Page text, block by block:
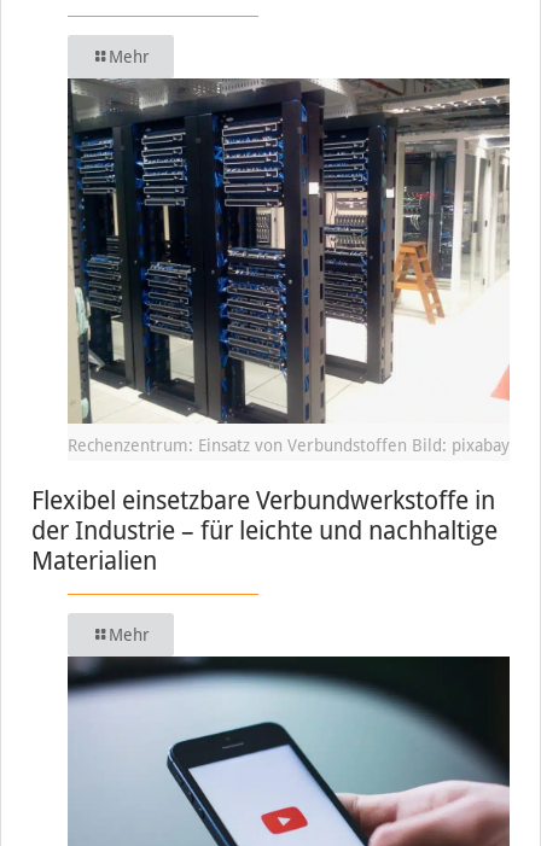
Mehr
Rechenzentrum: Einsatz von Verbundstoffen Bild: pixabay
Flexibel einsetzbare Verbundwerkstoffe in
der Industrie – für leichte und nachhaltige
Materialien
Mehr